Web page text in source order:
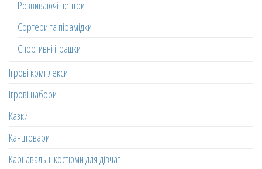
Розвиваючі центри
Сортери та пірамідки
Спортивні іграшки
Ігрові комплекси
Ігрові набори
Казки
Канцтовари
Карнавальні костюми для дівчат